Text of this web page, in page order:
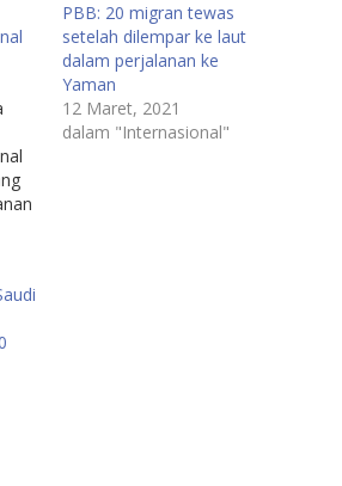
PBB: 20 ​​migran tewas
setelah dilempar ke laut
dalam perjalanan ke
Yaman
12 Maret, 2021
dalam "Internasional"